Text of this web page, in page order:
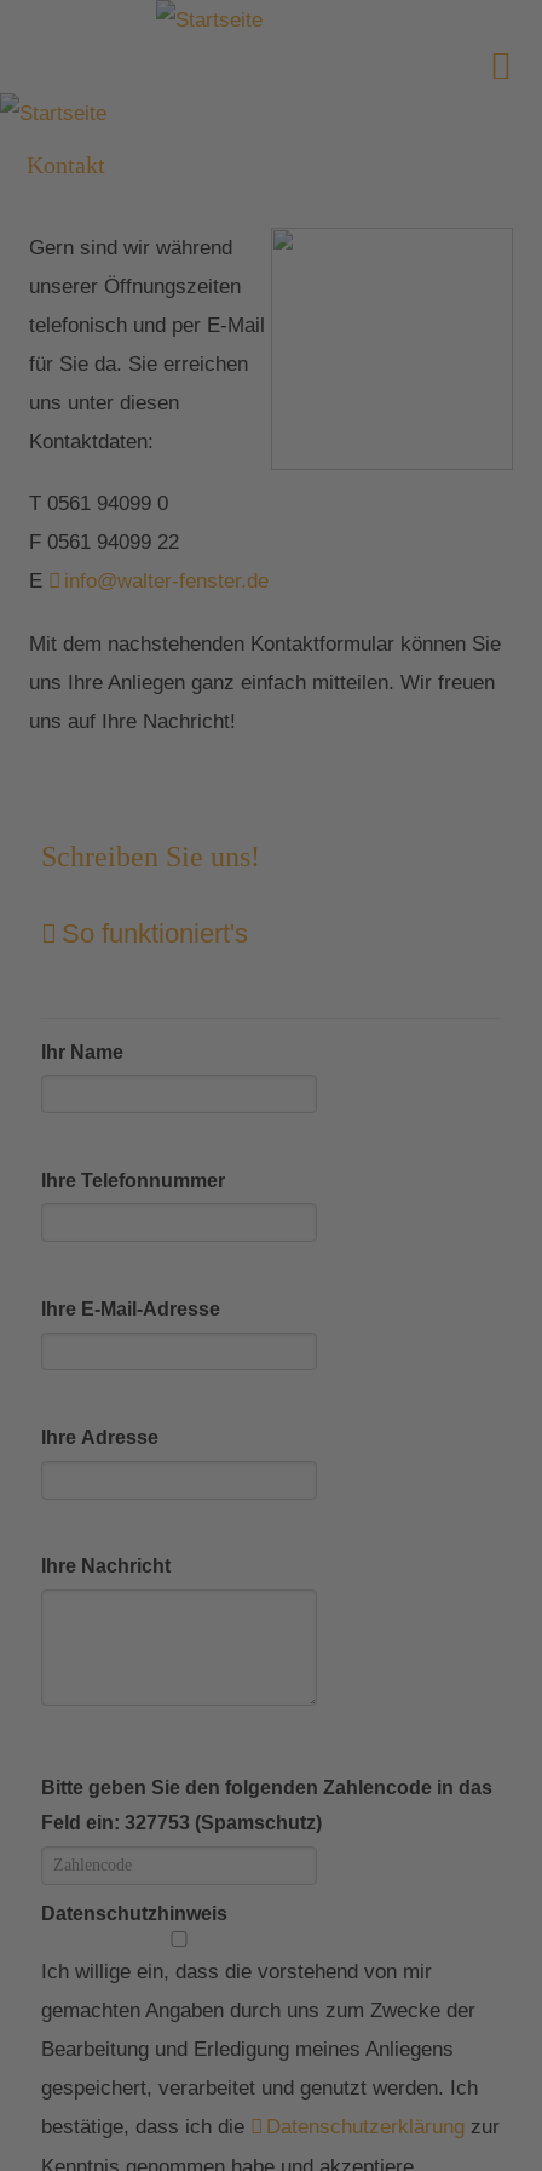
Kontakt
Gern sind wir während
unserer Öffnungszeiten
telefonisch und per E-Mail
für Sie da. Sie erreichen
uns unter diesen
Kontaktdaten:
T 0561 94099 0
F 0561 94099 22
E
info@walter-fenster.de
Mit dem nachstehenden Kontaktformular können Sie
uns Ihre Anliegen ganz einfach mitteilen. Wir freuen
uns auf Ihre Nachricht!
Schreiben Sie uns!
So funktioniert's
Ihr Name
Ihre Telefonnummer
Ihre E-Mail-Adresse
Ihre Adresse
Ihre Nachricht
Bitte geben Sie den folgenden Zahlencode in das
Feld ein: 327753 (Spamschutz)
Datenschutzhinweis
Ich willige ein, dass die vorstehend von mir
gemachten Angaben durch uns zum Zwecke der
Bearbeitung und Erledigung meines Anliegens
gespeichert, verarbeitet und genutzt werden. Ich
bestätige, dass ich die
Datenschutzerklärung zur